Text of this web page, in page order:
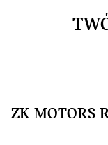
ZK MOTORS